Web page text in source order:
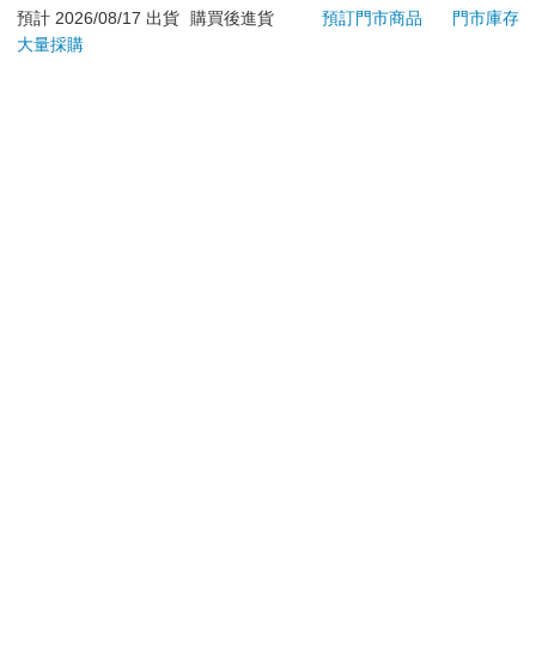
若非上列種類商品，均享有到貨7天的猶豫期（含例假
日）。
預計 2026/08/17 出貨 購買後進貨 預訂門市商品
門市庫存
大量採購